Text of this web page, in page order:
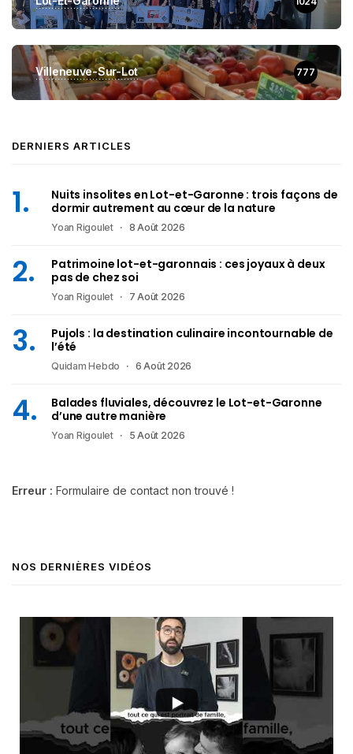
Villeneuve-Sur-Lot 777
DERNIERS ARTICLES
Nuits insolites en Lot-et-Garonne : trois façons de
dormir autrement au cœur de la nature
Yoan Rigoulet 8 Août 2026
Patrimoine lot-et-garonnais : ces joyaux à deux
pas de chez soi
Yoan Rigoulet 7 Août 2026
Pujols : la destination culinaire incontournable de
l’été
Quidam Hebdo 6 Août 2026
Balades fluviales, découvrez le Lot-et-Garonne
d’une autre manière
Yoan Rigoulet 5 Août 2026
Erreur : Formulaire de contact non trouvé !
NOS DERNIÈRES VIDÉOS